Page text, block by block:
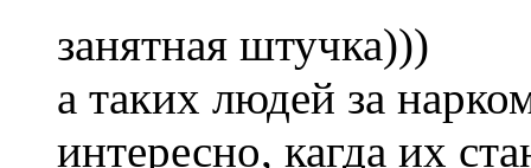
занятная штучка)))
а таких людей за
интересно, кагда их